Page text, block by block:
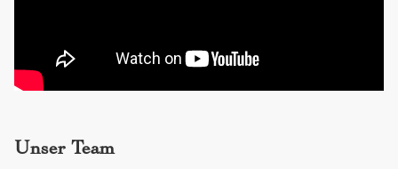
Unser Team